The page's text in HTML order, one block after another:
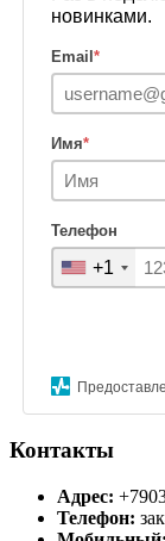
новинками.
Email *
Имя*
Телефон
+1
Контакты
Адрес:
Телефон: